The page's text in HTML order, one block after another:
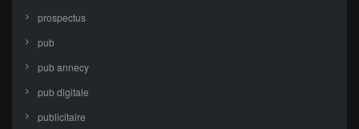
prospectus
pub
pub annecy
pub digitale
publicitaire